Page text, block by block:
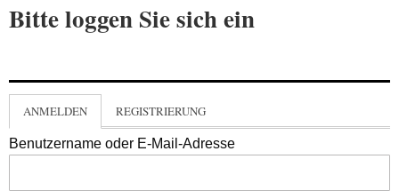
Bitte loggen Sie sich ein
ANMELDEN REGISTRIERUNG
Benutzername oder E-Mail-Adresse